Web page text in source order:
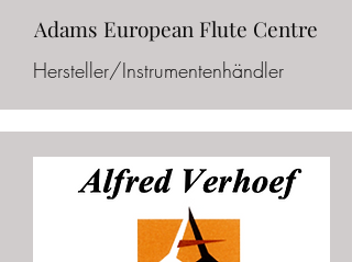
Adams European Flute Centre
Hersteller/Instrumentenhändler